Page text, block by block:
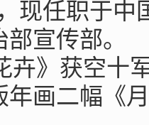
现任职于中
宣传部。
卉》获空十
年画二幅《